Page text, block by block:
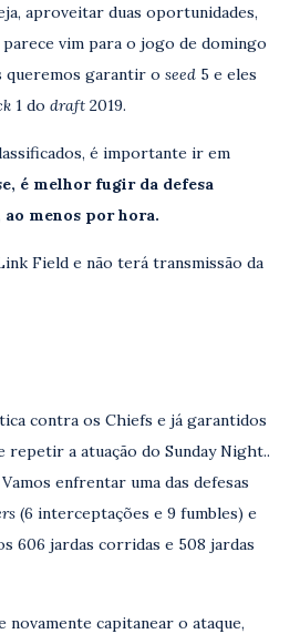
aproveitar duas oportunidades,
vim para o jogo de domingo
queremos garantir o seed 5 e eles
1 do draft 2019.
é importante ir em
é melhor fugir da defesa
menos por hora.
Field e não terá transmissão da
contra os Chiefs e já garantidos
repetir a atuação do Sunday Night..
enfrentar uma das defesas
(6 interceptações e 9 fumbles) e
606 jardas corridas e 508 jardas
capitanear o ataque,